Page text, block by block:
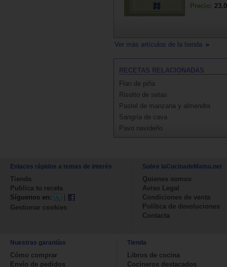
Precio:
Ver más artículos de la tienda
RECETAS RELACIONADAS
Flan de piña
Risotto de setas
Pastel de manzana y almendra
Sangría de cava
Pavo navideño
Enlaces rápidos a temas de interés
Tienda
Publica tu receta
Síguenos en:
Gestionar cookies
Sobre laCocinadeMama.net
Quienes somos
Aviso Legal
Condiciones de venta
Política de devoluciones
Contacta
Nuestras garantías
Cómo comprar
Envío de pedidos
Tienda
Libros de cocina
Cocineros destacados